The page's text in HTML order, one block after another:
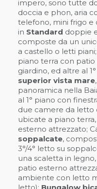
impero, sono tutte
doccia e phon, aria
telefono, mini frigo e
in Standard doppie
composte da un
a castello o letti
piano terra con
giardino, ed altre al
superior vista mare
panoramica nella
al 1° piano con
due camere da letto
ubicate a piano
esterno attrezzato;
soppalcate,
3°/4° letto su
una scaletta in
patio esterno
ambiente con letto